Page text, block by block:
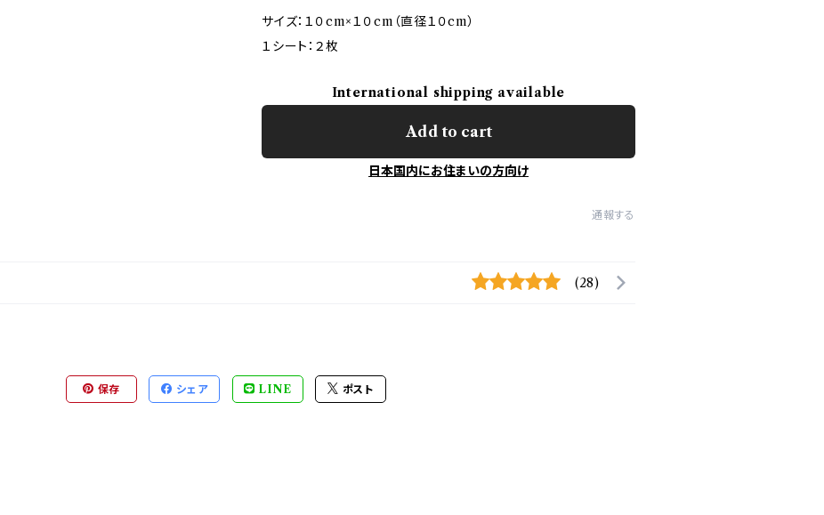
サイズ：１０cm×１０cm（直径１０cm）
１シート：２枚
International shipping available
Add to cart
日本国内にお住まいの方向け
通報する
(28)
保存 シェア LINE ポスト